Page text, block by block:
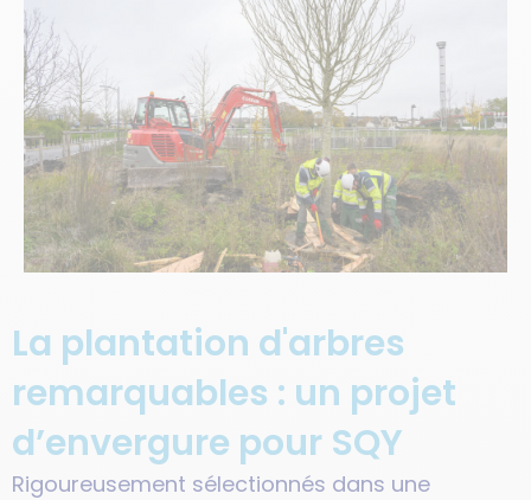
La plantation d'arbres
remarquables : un projet
d’envergure pour SQY
Rigoureusement sélectionnés dans une